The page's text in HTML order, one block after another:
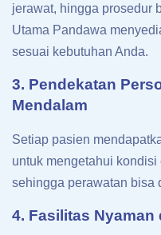
jerawat, hingga prosedur
Utama Pandawa
sesuai kebutuhan Anda.
3. Pendekatan
Mendalam
Setiap pasien
untuk mengetahui
sehingga perawatan bisa
4. Fasilitas